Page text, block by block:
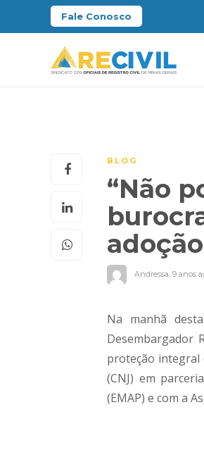
Fale Conosco
BLOG
“Não
Andressa, 9 anos
Na manhã
Desembargador
proteção integral
(CNJ) em
(EMAP) e com a